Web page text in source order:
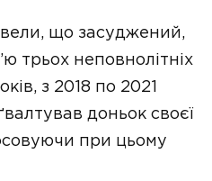
що засуджений,
трьох неповнолітніх
з 2018 по 2021
доньок своєї
при цьому